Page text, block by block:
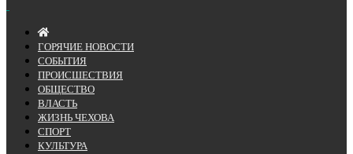
ГОРЯЧИЕ НОВОСТИ
СОБЫТИЯ
ПРОИСШЕСТВИЯ
ОБЩЕСТВО
ВЛАСТЬ
ЖИЗНЬ ЧЕХОВА
СПОРТ
КУЛЬТУРА